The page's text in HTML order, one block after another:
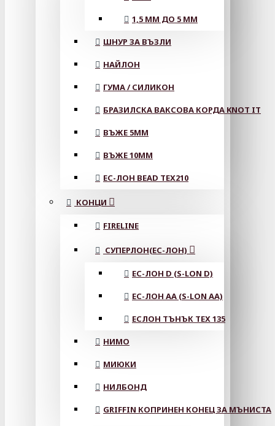
1,5 ММ ДО 5 ММ
ШНУР ЗА ВЪЗЛИ
НАЙЛОН
ГУМА / СИЛИКОН
БРАЗИЛСКА ВАКСОВА КОРДА KNOT IT
ВЪЖЕ 5MM
ВЪЖЕ 10MM
ЕС-ЛОН BEAD TEX210
КОНЦИ
FIRELINE
СУПЕРЛОН(ЕС-ЛОН)
ЕС-ЛОН D (S-LON D)
ЕС-ЛОН АА (S-LON AA)
ЕСЛОН ТЪНЪК TEX 135
НИМО
МИЮКИ
НИЛБОНД
GRIFFIN КОПРИНЕН КОНЕЦ ЗА МЪНИСТА